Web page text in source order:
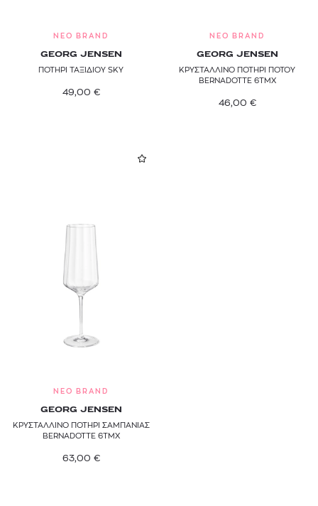
NEO BRAND
GEORG JENSEN
ΠΟΤΗΡΙ ΤΑΞΙΔΙΟΥ SKY
49,00 €
NEO BRAND
GEORG JENSEN
ΚΡΥΣΤΑΛΛΙΝΟ ΠΟΤΗΡΙ ΠΟΤΟΥ
BERNADOTTE 6ΤΜΧ
46,00 €
NEO BRAND
GEORG JENSEN
ΚΡΥΣΤΑΛΛΙΝΟ ΠΟΤΗΡΙ ΣΑΜΠΑΝΙΑΣ
BERNADOTTE 6ΤΜΧ
63,00 €